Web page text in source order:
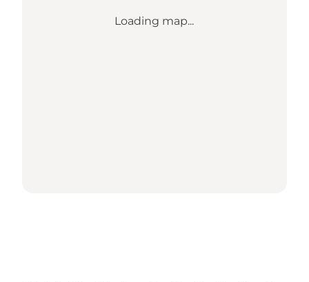
Loading map...